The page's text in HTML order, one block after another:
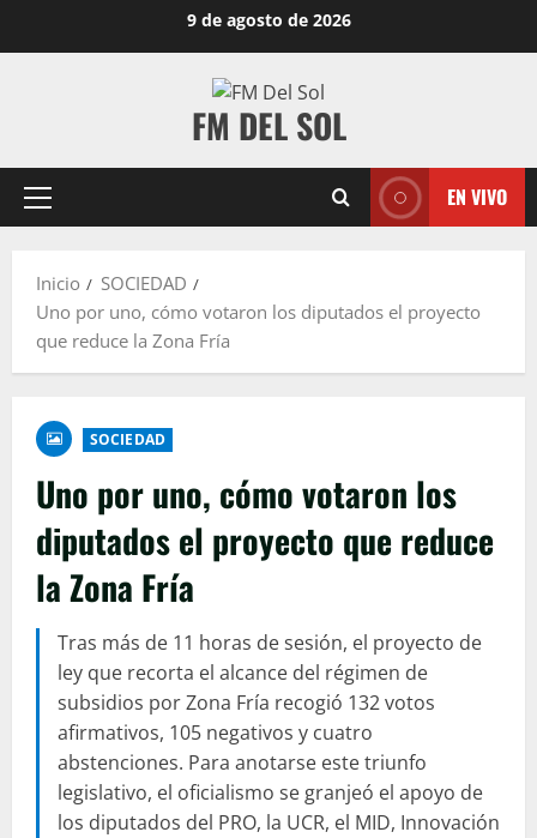
9 de agosto de 2026
FM DEL SOL
EN VIVO
Inicio
SOCIEDAD
Uno por uno, cómo votaron los diputados el proyecto
que reduce la Zona Fría
SOCIEDAD
Uno por uno, cómo votaron los
diputados el proyecto que reduce
la Zona Fría
Tras más de 11 horas de sesión, el proyecto de
ley que recorta el alcance del régimen de
subsidios por Zona Fría recogió 132 votos
afirmativos, 105 negativos y cuatro
abstenciones. Para anotarse este triunfo
legislativo, el oficialismo se granjeó el apoyo de
los diputados del PRO, la UCR, el MID, Innovación